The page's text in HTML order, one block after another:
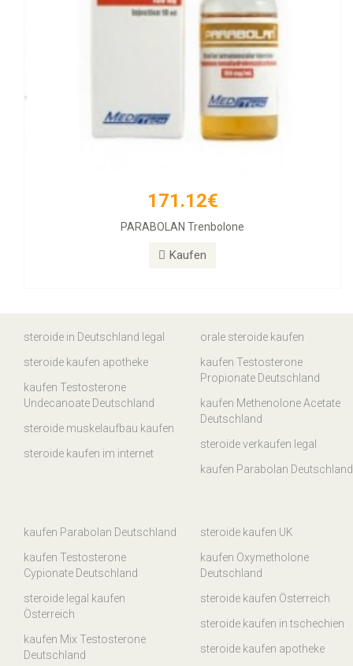
171.12€
PARABOLAN Trenbolone
Kaufen
steroide in Deutschland legal
steroide kaufen apotheke
kaufen Testosterone
Undecanoate Deutschland
steroide muskelaufbau kaufen
steroide kaufen im internet
orale steroide kaufen
kaufen Testosterone
Propionate Deutschland
kaufen Methenolone Acetate
Deutschland
steroide verkaufen legal
kaufen Parabolan Deutschland
kaufen Parabolan Deutschland
kaufen Testosterone
Cypionate Deutschland
steroide legal kaufen
Österreich
kaufen Mix Testosterone
Deutschland
steroide kaufen UK
kaufen Oxymetholone
Deutschland
steroide kaufen Österreich
steroide kaufen in tschechien
steroide kaufen apotheke